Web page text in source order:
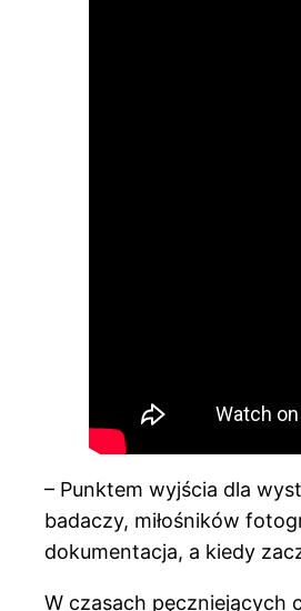
– Punktem wyjścia dla
badaczy, miłośników
dokumentacja, a kiedy
W czasach pęczniejących